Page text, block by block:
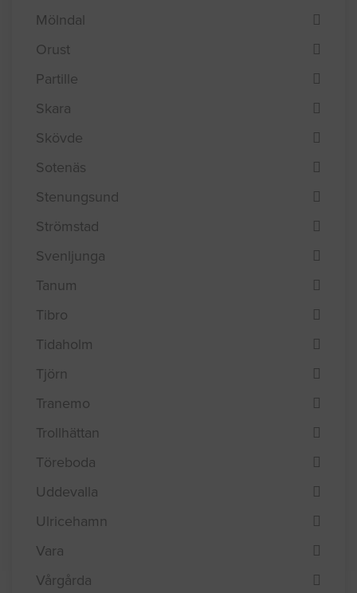
Mölndal
Orust
Partille
Skara
Skövde
Sotenäs
Stenungsund
Strömstad
Svenljunga
Tanum
Tibro
Tidaholm
Tjörn
Tranemo
Trollhättan
Töreboda
Uddevalla
Ulricehamn
Vara
Vårgårda